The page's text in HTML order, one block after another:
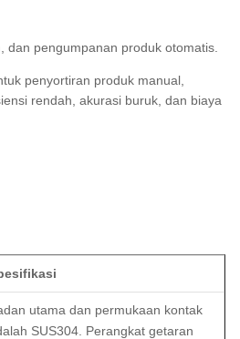
dan pengumpanan produk otomatis.
penyortiran produk manual,
rendah, akurasi buruk, dan biaya
utama dan permukaan kontak
SUS304. Perangkat getaran